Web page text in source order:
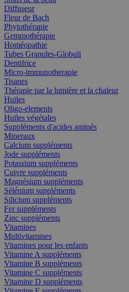
Diffuseur
Fleur de Bach
Phytothérapie
Gemmothérapie
Homéopathie
Tubes Granules-Globuli
Dentifrice
Micro-immunotherapie
Tisanes
Thérapie par la lumière et la chaleur
Huiles
Oligo-elements
Huiles végétales
Suppléments d'acides aminés
Mineraux
Calcium suppléments
Jode suppléments
Potassium suppléments
Cuivre suppléments
Magnésium suppléments
Sélénium suppléments
Silicium suppléments
Fer suppléments
Zinc suppléments
Vitamines
Multivitamines
Vitamines pour les enfants
Vitamine A suppléments
Vitamine B suppléments
Vitamine C suppléments
Vitamine D suppléments